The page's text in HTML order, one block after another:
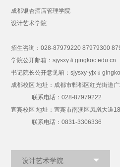
成都银杏酒店管理学院
设计艺术学院
招生咨询：028-87979220 87979300
学院公开邮箱：sjysxy﹫gingkoc.edu.cn
书记院长公开意见箱：sjysxy-
成都校区 地址：成都市郫都区红光街道
联系电话：028-87979222
宜宾校区 地址：宜宾市南溪区凤凰大道
联系电话：0831-3306336
设计艺术学院